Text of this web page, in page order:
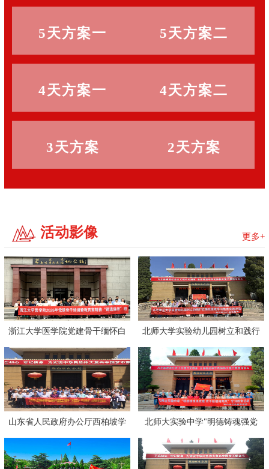
5天方案一 5天方案二
4天方案一 4天方案二
3天方案 2天方案
活动影像 更多+
浙江大学医学院党建骨干缅怀白
求恩赓续红色医魂
北师大学实验幼儿园树立和践行
正确政绩观学习教育实践活动
山东省人民政府办公厅西柏坡学
习班
北师大实验中学"明德铸魂强党
建，实干政绩树师风”学习教育活
动